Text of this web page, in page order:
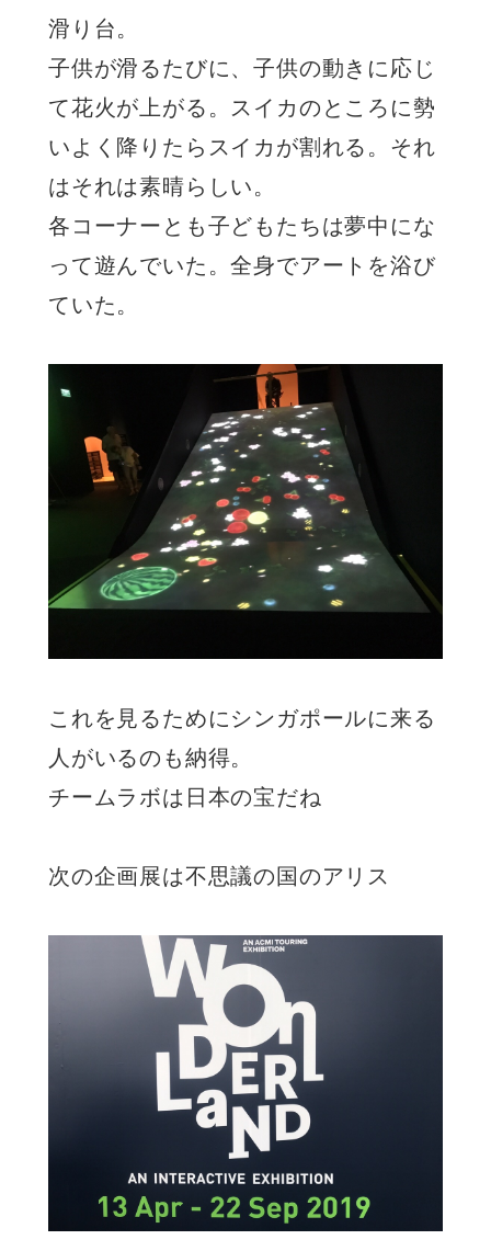
滑り台。
子供が滑るたびに、子供の動きに応じ
て花火が上がる。スイカのところに勢
いよく降りたらスイカが割れる。それ
はそれは素晴らしい。
各コーナーとも子どもたちは夢中にな
って遊んでいた。全身でアートを浴び
ていた。
これを見るためにシンガポールに来る
人がいるのも納得。
チームラボは日本の宝だね
次の企画展は不思議の国のアリス